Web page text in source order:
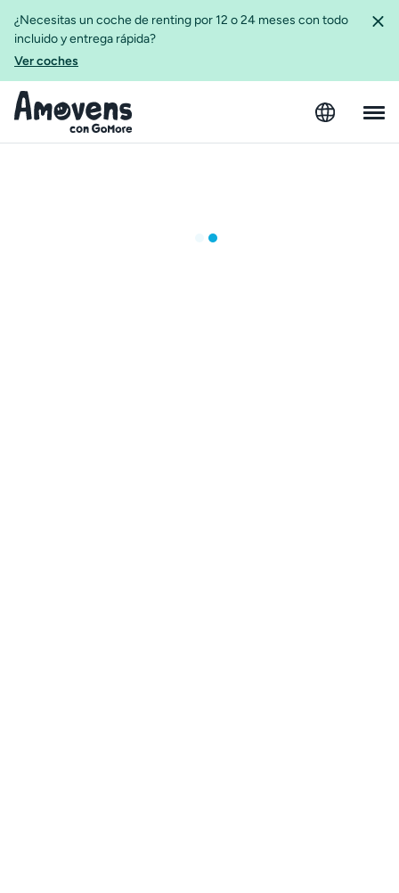
¿Necesitas un coche de renting por 12 o 24 meses con todo
incluido y entrega rápida?
Ver coches